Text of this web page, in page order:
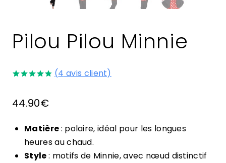
Pilou Pilou Minnie
sur
(4 avis client)
44.90€
Matière: polaire, idéal pour les longues
heures au chaud.
Style: motifs de Minnie, avec nœud distinctif